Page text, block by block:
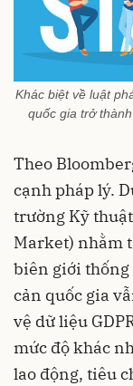
Khác biệt về luật
quốc gia trở
Theo
cạnh pháp lý.
trường Kỹ
Market) nhằm
biên giới thống
cản quốc gia
vệ dữ liệu
mức độ khác
lao động, tiêu